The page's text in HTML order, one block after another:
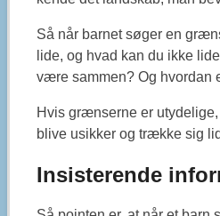
Så når barnet søger en
lide, og hvad kan du ikke
være sammen? Og hvordan
Hvis grænserne er
blive usikker og trække sig
Insisterende